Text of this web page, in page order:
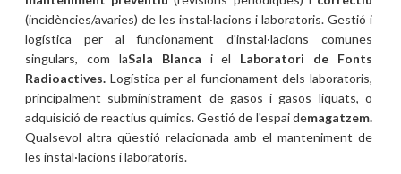
(incidències/avaries) de les instal·lacions i laboratoris. Gestió i
logística per al funcionament d'instal·lacions comunes
singulars, com laSala Blanca i el Laboratori de Fonts
Radioactives.Logística per al funcionament dels laboratoris,
principalment subministrament de gasos i gasos liquats, o
adquisició de reactius químics. Gestió de l'espai demagatzem.
Qualsevol altra qüestió relacionada amb el manteniment de
les instal·lacions i laboratoris.